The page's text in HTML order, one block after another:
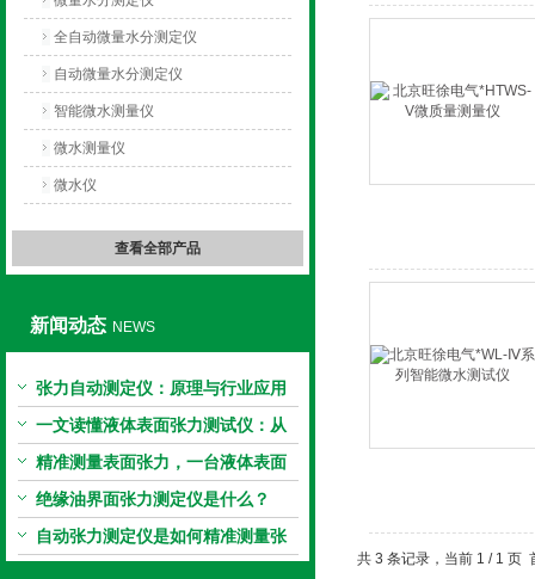
全自动微量水分测定仪
自动微量水分测定仪
智能微水测量仪
微水测量仪
微水仪
查看全部产品
新闻动态 NEWS
张力自动测定仪：原理与行业应用
解析
一文读懂液体表面张力测试仪：从
原理到应用全掌握
精准测量表面张力，一台液体表面
张力系数测量仪就够了
绝缘油界面张力测定仪是什么？
自动张力测定仪是如何精准测量张
共 3 条记录，当前 1 / 1